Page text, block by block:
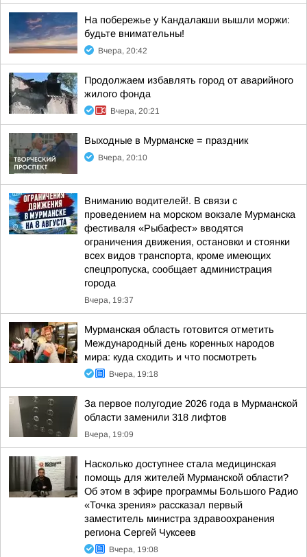
На побережье у Кандалакши вышли моржи:
будьте внимательны!
Вчера, 20:42
Продолжаем избавлять город от аварийного
жилого фонда
Вчера, 20:21
Выходные в Мурманске = праздник
Вчера, 20:10
Вниманию водителей!. В связи с
проведением на морском вокзале Мурманска
фестиваля «Рыбафест» вводятся
ограничения движения, остановки и стоянки
всех видов транспорта, кроме имеющих
спецпропуска, сообщает администрация
города
Вчера, 19:37
Мурманская область готовится отметить
Международный день коренных народов
мира: куда сходить и что посмотреть
Вчера, 19:18
За первое полугодие 2026 года в Мурманской
области заменили 318 лифтов
Вчера, 19:09
Насколько доступнее стала медицинская
помощь для жителей Мурманской области?
Об этом в эфире программы Большого Радио
«Точка зрения» рассказал первый
заместитель министра здравоохранения
региона Сергей Чуксеев
Вчера, 19:08